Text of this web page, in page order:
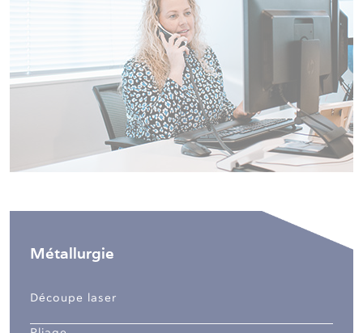
Métallurgie
Découpe laser